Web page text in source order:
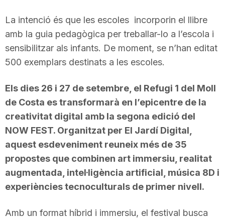
La intenció és que les escoles incorporin el llibre
amb la guia pedagògica per treballar-lo a l’escola i
sensibilitzar als infants. De moment, se n’han editat
500 exemplars destinats a les escoles.
Els dies 26 i 27 de setembre, el Refugi 1 del Moll
de Costa es transformarà en l’epicentre de la
creativitat digital amb la segona edició del
NOW FEST. Organitzat per El Jardí Digital,
aquest esdeveniment reuneix més de 35
propostes que combinen art immersiu, realitat
augmentada, intel·ligència artificial, música 8D i
experiències tecnoculturals de primer nivell.
Amb un format híbrid i immersiu, el festival busca